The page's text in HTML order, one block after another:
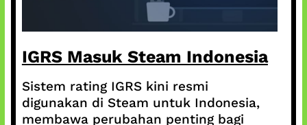
IGRS Masuk Steam Indonesia
Sistem rating IGRS kini resmi
digunakan di Steam untuk Indonesia,
membawa perubahan penting bagi